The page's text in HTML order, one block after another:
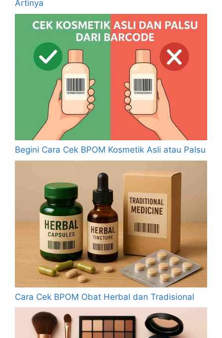
Artinya
Begini Cara Cek BPOM Kosmetik Asli atau Palsu
Cara Cek BPOM Obat Herbal dan Tradisional